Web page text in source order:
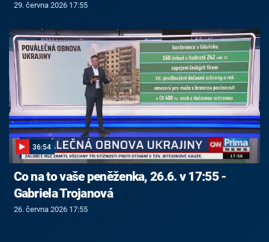
29. června 2026 17:55
36:54
Co na to vaše peněženka, 26.6. v 17:55 -
Gabriela Trojanová
26. června 2026 17:55